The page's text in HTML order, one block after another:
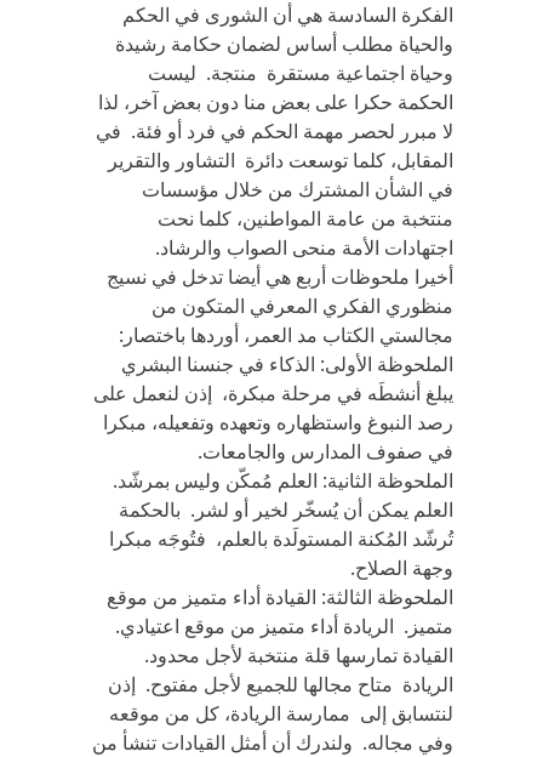
الفكرة السادسة هي أن الشورى في الحكم
والحياة مطلب أساس لضمان حكامة رشيدة
وحياة اجتماعية مستقرة منتجة. ليست
الحكمة حكرا على بعض منا دون بعض آخر، لذا
لا مبرر لحصر مهمة الحكم في فرد أو فئة. في
المقابل، كلما توسعت دائرة التشاور والتقرير
في الشأن المشترك من خلال مؤسسات
منتخبة من عامة المواطنين، كلما نحت
اجتهادات الأمة منحى الصواب والرشاد.
أخيرا ملحوظات أربع هي أيضا تدخل في نسيج
منظوري الفكري المعرفي المتكون من
مجالستي الكتاب مد العمر، أوردها باختصار:
الملحوظة الأولى: الذكاء في جنسنا البشري
يبلغ أنشطَه في مرحلة مبكرة، إذن لنعمل على
رصد النبوغ واستظهاره وتعهده وتفعيله، مبكرا
في صفوف المدارس والجامعات.
الملحوظة الثانية: العلم مُمكّن وليس بمرشّد.
العلم يمكن أن يُسخّر لخير أو لشر. بالحكمة
تُرشّد المُكنة المستولَدة بالعلم، فتُوجَه مبكرا
وجهة الصلاح.
الملحوظة الثالثة: القيادة أداء متميز من موقع
متميز. الريادة أداء متميز من موقع اعتيادي.
القيادة تمارسها قلة منتخبة لأجل محدود.
الريادة متاح مجالها للجميع لأجل مفتوح. إذن
لنتسابق إلى ممارسة الريادة، كل من موقعه
وفي مجاله. ولندرك أن أمثل القيادات تنشأ من